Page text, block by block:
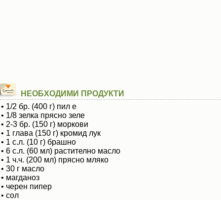
НЕОБХОДИМИ ПРОДУКТИ
• 1/2 бр. (400 г) пил е
• 1/8 зелка прясно зеле
• 2-3 бр. (150 г) моркови
• 1 глава (150 г) кромид лук
• 1 с.л. (10 г) брашно
• 6 с.л. (60 мл) растително масло
• 1 ч.ч. (200 мл) прясно мляко
• 30 г масло
• магданоз
• черен пипер
• сол